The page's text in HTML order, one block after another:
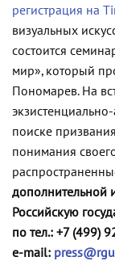
регистрация на
визуальных
состоится
мир», который
Пономарев. На
поиске
понимания
дополнительной
Российскую
по тел.: +7 (499)
e-mail: